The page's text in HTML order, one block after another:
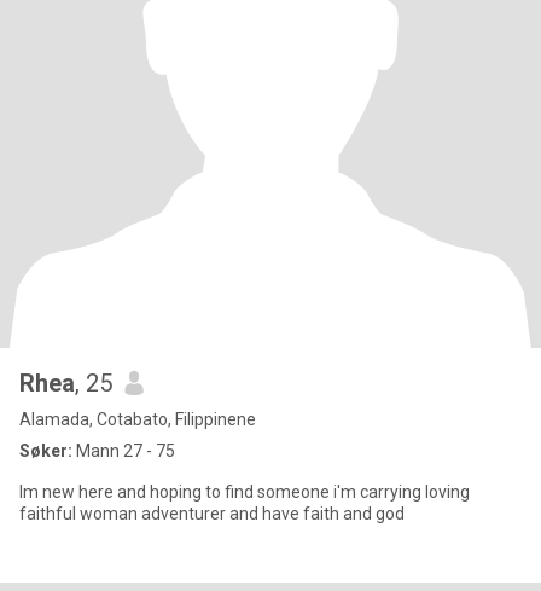
Rhea, 25
Alamada, Cotabato, Filippinene
Søker: Mann 27 - 75
Im new here and hoping to find someone i'm carrying loving
faithful woman adventurer and have faith and god